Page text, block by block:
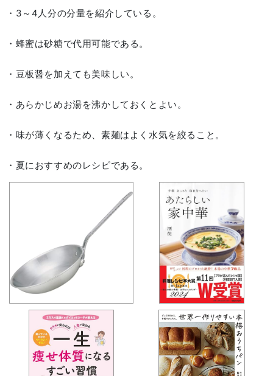
・3～4人分の分量を紹介している。
・蜂蜜は砂糖で代用可能である。
・豆板醤を加えても美味しい。
・あらかじめお湯を沸かしておくとよい。
・味が薄くなるため、素麺はよく水気を絞ること。